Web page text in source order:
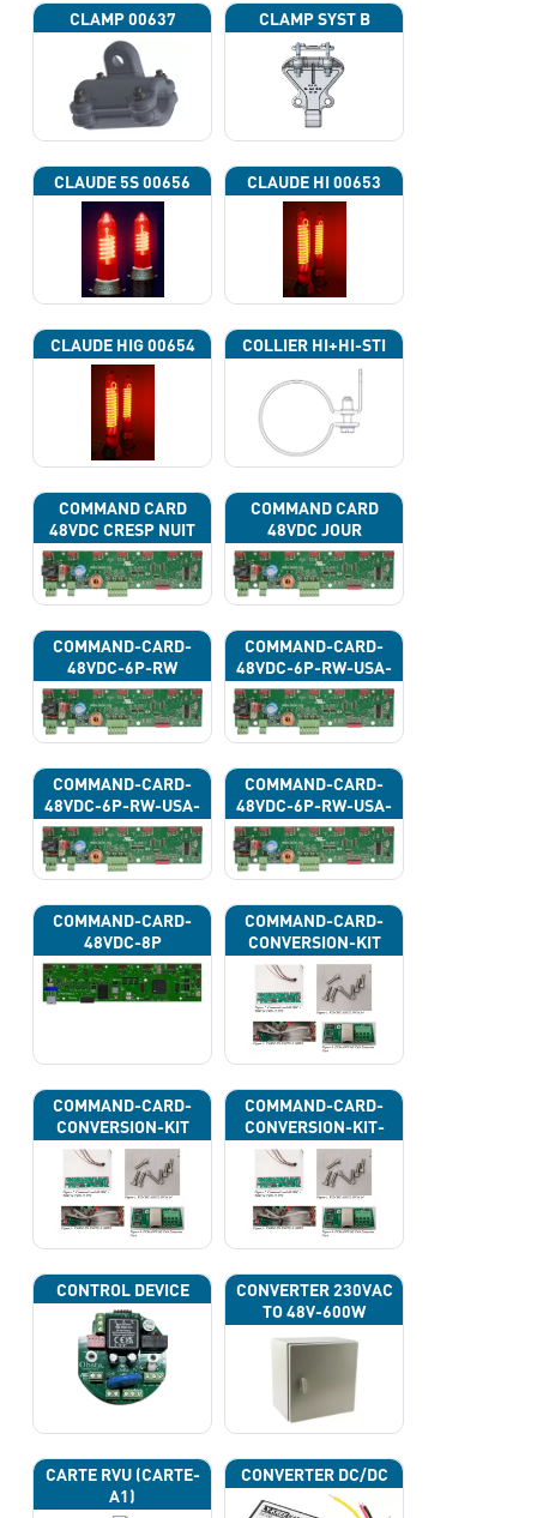
CLAMP 00637 CLAMP SYST B
CLAUDE 5S 00656 CLAUDE HI 00653
CLAUDE HIG 00654 COLLIER HI+HI-STI
COMMAND CARD
48VDC CRESP NUIT
COMMAND CARD
48VDC JOUR
COMMAND-CARD-
48VDC-6P-RW
COMMAND-CARD-
48VDC-6P-RW-USA-
43G
COMMAND-CARD-
48VDC-6P-RW-USA-
43H
COMMAND-CARD-
48VDC-6P-RW-USA-
43J
COMMAND-CARD-
48VDC-8P
COMMAND-CARD-
CONVERSION-KIT
COMMAND-CARD-
CONVERSION-KIT
COMMAND-CARD-
CONVERSION-KIT-
CAN
CONTROL DEVICE
CONVERTER 230VAC
TO 48V-600W
CARTE RVU (CARTE-
A1)
CONVERTER DC/DC